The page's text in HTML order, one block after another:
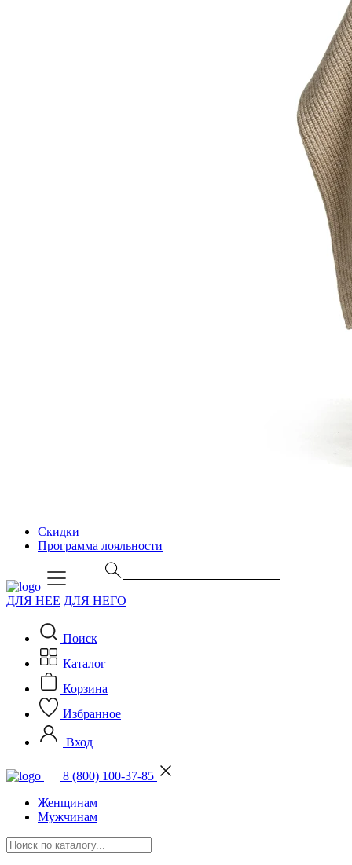
Скидки
Программа лояльности
ДЛЯ НЕЕ ДЛЯ НЕГО
Поиск
Каталог
Корзина
Избранное
Вход
8 (800) 100-37-85
Женщинам
Мужчинам